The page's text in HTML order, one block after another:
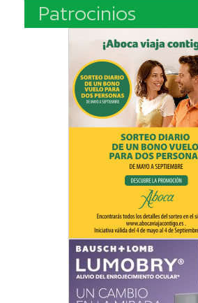
Patrocinios